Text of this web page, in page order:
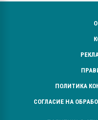
ПОЛИТИКА
СОГЛАСИЕ НА